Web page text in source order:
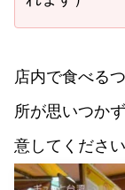
店内で食べる
所が思いつか
意してくださ